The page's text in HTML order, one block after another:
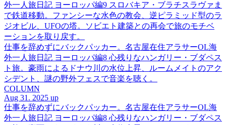
外一人旅日記 ヨーロッパ編9 スロバキア・ブラチスラヴァま
で鉄道移動。ファンシーな水色の教会、逆ピラミッド型のラ
ジオビル、UFOの塔。ソビエト建築との再会で旅のモチベ
ーションを取り戻す。
仕事を辞めずにバックパッカー。名古屋在住アラサーOL海
外一人旅日記 ヨーロッパ編8 心残りなハンガリー・ブダペス
ト旅。豪雨によるドナウ川の水位上昇、ルームメイトのアク
シデント、謎の野外フェスで音楽を聴く。
COLUMN
Aug 31. 2025 up
仕事を辞めずにバックパッカー。名古屋在住アラサーOL海
外一人旅日記 ヨーロッパ編8 心残りなハンガリー・ブダペス